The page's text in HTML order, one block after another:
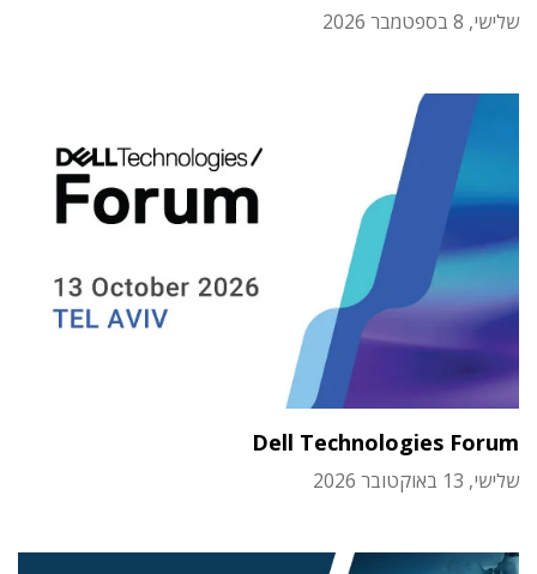
שלישי, 8 בספטמבר 2026
Dell Technologies Forum
שלישי, 13 באוקטובר 2026